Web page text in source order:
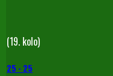
(19. kolo)
25 - 25